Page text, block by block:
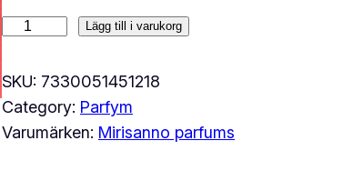
r
i
s
Lägg till i varukorg
SKU: 7330051451218
Category: Parfym
Varumärken: Mirisanno parfums